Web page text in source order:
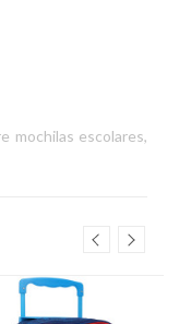
mochilas escolares,